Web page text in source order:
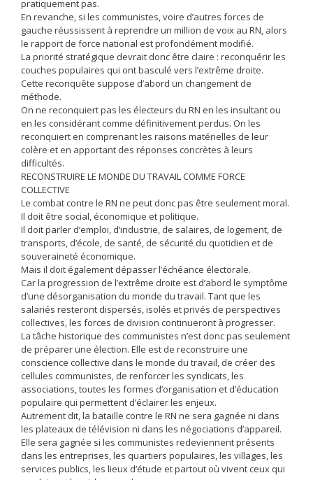
pratiquement pas.
En revanche, si les communistes, voire d’autres forces de
gauche réussissent à reprendre un million de voix au RN, alors
le rapport de force national est profondément modifié.
La priorité stratégique devrait donc être claire : reconquérir les
couches populaires qui ont basculé vers l’extrême droite.
Cette reconquête suppose d’abord un changement de
méthode.
On ne reconquiert pas les électeurs du RN en les insultant ou
en les considérant comme définitivement perdus. On les
reconquiert en comprenant les raisons matérielles de leur
colère et en apportant des réponses concrètes à leurs
difficultés.
RECONSTRUIRE LE MONDE DU TRAVAIL COMME FORCE
COLLECTIVE
Le combat contre le RN ne peut donc pas être seulement moral.
Il doit être social, économique et politique.
Il doit parler d’emploi, d’industrie, de salaires, de logement, de
transports, d’école, de santé, de sécurité du quotidien et de
souveraineté économique.
Mais il doit également dépasser l’échéance électorale.
Car la progression de l’extrême droite est d’abord le symptôme
d’une désorganisation du monde du travail. Tant que les
salariés resteront dispersés, isolés et privés de perspectives
collectives, les forces de division continueront à progresser.
La tâche historique des communistes n’est donc pas seulement
de préparer une élection. Elle est de reconstruire une
conscience collective dans le monde du travail, de créer des
cellules communistes, de renforcer les syndicats, les
associations, toutes les formes d’organisation et d’éducation
populaire qui permettent d’éclairer les enjeux.
Autrement dit, la bataille contre le RN ne sera gagnée ni dans
les plateaux de télévision ni dans les négociations d’appareil.
Elle sera gagnée si les communistes redeviennent présents
dans les entreprises, les quartiers populaires, les villages, les
services publics, les lieux d’étude et partout où vivent ceux qui